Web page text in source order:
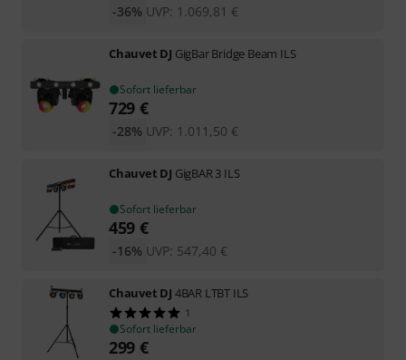
UVP: 1.069,81 €
-36%
Chauvet DJ GigBar Bridge Beam ILS
Sofort lieferbar
729 €
UVP: 1.011,50 €
-28%
Chauvet DJ GigBAR 3 ILS
Sofort lieferbar
459 €
UVP: 547,40 €
-16%
Chauvet DJ 4BAR LTBT ILS
1
Sofort lieferbar
299 €